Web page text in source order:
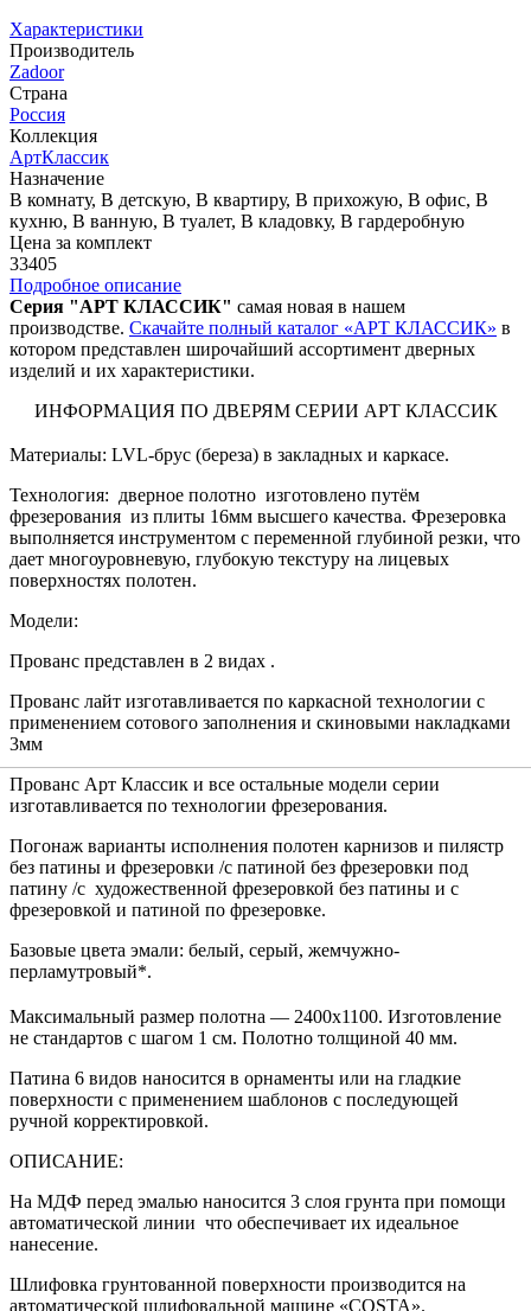
Характеристики
Производитель
Zadoor
Страна
Россия
Коллекция
АртКлассик
Назначение
В комнату, В детскую, В квартиру, В прихожую, В офис, В
кухню, В ванную, В туалет, В кладовку, В гардеробную
Цена за комплект
33405
Подробное описание
Серия "АРТ КЛАССИК" самая новая в нашем
производстве. Скачайте полный каталог «АРТ КЛАССИК» в
котором представлен широчайший ассортимент дверных
изделий и их характеристики.
ИНФОРМАЦИЯ ПО ДВЕРЯМ СЕРИИ АРТ КЛАССИК
Материалы: LVL-брус (береза) в закладных и каркасе.
Технология: дверное полотно изготовлено путём
фрезерования из плиты 16мм высшего качества. Фрезеровка
выполняется инструментом с переменной глубиной резки, что
дает многоуровневую, глубокую текстуру на лицевых
поверхностях полотен.
Модели:
Прованс представлен в 2 видах .
Прованс лайт изготавливается по каркасной технологии с
применением сотового заполнения и скиновыми накладками
3мм
Прованс Арт Классик и все остальные модели серии
изготавливается по технологии фрезерования.
Погонаж варианты исполнения полотен карнизов и пилястр
без патины и фрезеровки /с патиной без фрезеровки под
патину /с художественной фрезеровкой без патины и с
фрезеровкой и патиной по фрезеровке.
Базовые цвета эмали: белый, серый, жемчужно-
перламутровый*.
Максимальный размер полотна — 2400х1100. Изготовление
не стандартов с шагом 1 см. Полотно толщиной 40 мм.
Патина 6 видов наносится в орнаменты или на гладкие
поверхности с применением шаблонов с последующей
ручной корректировкой.
ОПИСАНИЕ:
На МДФ перед эмалью наносится 3 слоя грунта при помощи
автоматической линии что обеспечивает их идеальное
нанесение.
Шлифовка грунтованной поверхности производится на
автоматической шлифовальной машине «COSTA».